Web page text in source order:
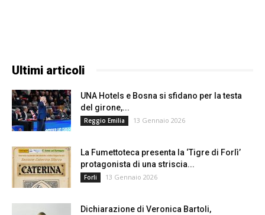
Ultimi articoli
UNA Hotels e Bosna si sfidano per la testa
del girone,...
Reggio Emilia 13 Gennaio 2026
La Fumettoteca presenta la ‘Tigre di Forlì’
protagonista di una striscia...
Forli 13 Gennaio 2026
Dichiarazione di Veronica Bartoli,